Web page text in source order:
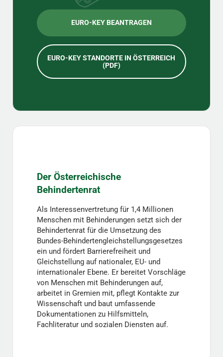
EURO-KEY BEANTRAGEN
EURO-KEY STANDORTE IN ÖSTERREICH
(PDF)
Der Österreichische
Behindertenrat
Als Interessenvertretung für 1,4 Millionen
Menschen mit Behinderungen setzt sich der
Behindertenrat für die Umsetzung des
Bundes-Behindertengleichstellungsgesetzes
ein und fördert Barrierefreiheit und
Gleichstellung auf nationaler, EU- und
internationaler Ebene. Er bereitet Vorschläge
von Menschen mit Behinderungen auf,
arbeitet in Gremien mit, pflegt Kontakte zur
Wissenschaft und baut umfassende
Dokumentationen zu Hilfsmitteln,
Fachliteratur und sozialen Diensten auf.